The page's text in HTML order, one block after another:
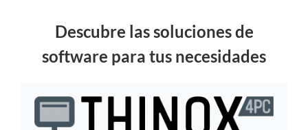
Descubre las soluciones de
software para tus necesidades